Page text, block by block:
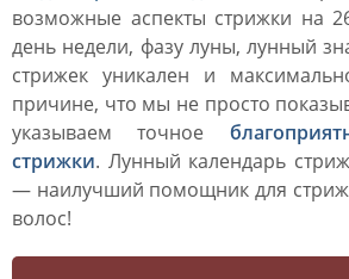
возможные аспекты стрижки на
день недели, фазу луны, лунный
стрижек уникален и
причине, что мы не просто
указываем точное
стрижки. Лунный календарь
— наилучший помощник для
волос!